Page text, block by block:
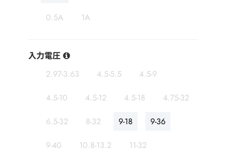
0.5A 1A
入力電圧
2.97-3.63
4.5-5.5 4.5-9
4.5-10 4.5-12 4.5-18 4.75-32
6.5-32 8-32 9-18 9-36
9-40 10.8-13.2 11-32